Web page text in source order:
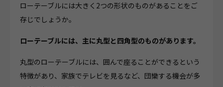
ローテーブルには大きく2つの形状のものがあることをご
存じでしょうか。
ローテーブルには、主に丸型と四角型のものがあります。
丸型のローテーブルには、囲んで座ることができるという
特徴があり、家族でテレビを見るなど、団欒する機会が多